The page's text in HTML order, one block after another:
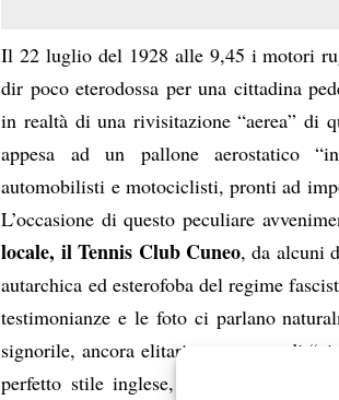
Il 22 luglio del 1928 alle 9,45 i motori
dir poco eterodossa per una cittadina
in realtà di una rivisitazione “aerea” di
appesa ad un pallone aerostatico
automobilisti e motociclisti, pronti ad
L’occasione di questo peculiare
locale, il Tennis Club Cuneo, da alcuni
autarchica ed esterofoba del regime
testimonianze e le foto ci parlano
signorile, ancora elitario, con tanto di
perfetto stile inglese, poi purtroppo